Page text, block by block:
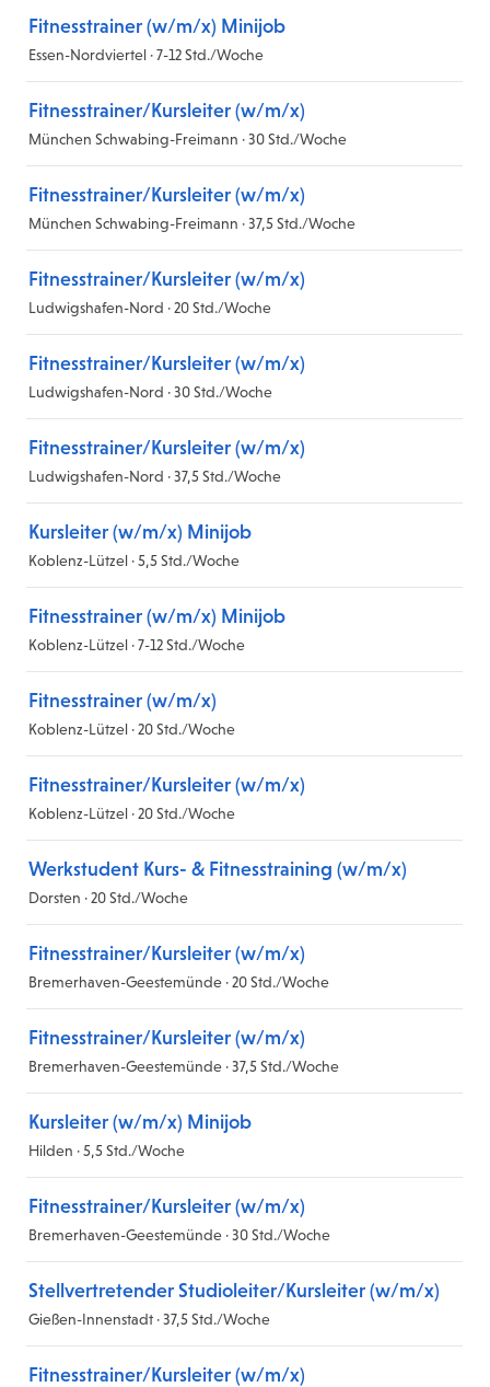
Fitnesstrainer (w/m/x) Minijob
Essen-Nordviertel · 7-12 Std./Woche
Fitnesstrainer/Kursleiter (w/m/x)
München Schwabing-Freimann · 30 Std./Woche
Fitnesstrainer/Kursleiter (w/m/x)
München Schwabing-Freimann · 37,5 Std./Woche
Fitnesstrainer/Kursleiter (w/m/x)
Ludwigshafen-Nord · 20 Std./Woche
Fitnesstrainer/Kursleiter (w/m/x)
Ludwigshafen-Nord · 30 Std./Woche
Fitnesstrainer/Kursleiter (w/m/x)
Ludwigshafen-Nord · 37,5 Std./Woche
Kursleiter (w/m/x) Minijob
Koblenz-Lützel · 5,5 Std./Woche
Fitnesstrainer (w/m/x) Minijob
Koblenz-Lützel · 7-12 Std./Woche
Fitnesstrainer (w/m/x)
Koblenz-Lützel · 20 Std./Woche
Fitnesstrainer/Kursleiter (w/m/x)
Koblenz-Lützel · 20 Std./Woche
Werkstudent Kurs- & Fitnesstraining (w/m/x)
Dorsten · 20 Std./Woche
Fitnesstrainer/Kursleiter (w/m/x)
Bremerhaven-Geestemünde · 20 Std./Woche
Fitnesstrainer/Kursleiter (w/m/x)
Bremerhaven-Geestemünde · 37,5 Std./Woche
Kursleiter (w/m/x) Minijob
Hilden · 5,5 Std./Woche
Fitnesstrainer/Kursleiter (w/m/x)
Bremerhaven-Geestemünde · 30 Std./Woche
Stellvertretender Studioleiter/Kursleiter (w/m/x)
Gießen-Innenstadt · 37,5 Std./Woche
Fitnesstrainer/Kursleiter (w/m/x)